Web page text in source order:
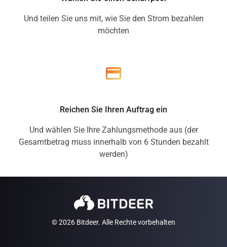
Und teilen Sie uns mit, wie Sie den Strom bezahlen
möchten
Reichen Sie Ihren Auftrag ein
Und wählen Sie Ihre Zahlungsmethode aus (der
Gesamtbetrag muss innerhalb von 6 Stunden bezahlt
werden)
© 2026 Bitdeer. Alle Rechte vorbehalten